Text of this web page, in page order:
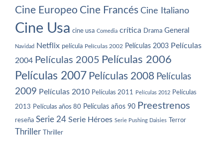
Cine Europeo Cine Francés Cine Italiano
Cine Usa cine usa Comedia crítica Drama General
Navidad Netflix película Películas 2002 Películas 2003 Películas
2004 Películas 2005 Películas 2006
Películas 2007 Películas 2008 Películas
2009 Películas 2010 Películas 2011 Películas 2012 Películas
2013 Películas años 80 Películas años 90 Preestrenos
reseña Serie 24 Serie Héroes Serie Pushing Daisies Terror
Thriller Thriller